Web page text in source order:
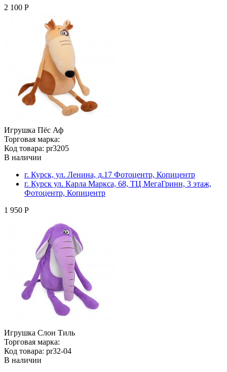
2 100 Р
Игрушка Пёс Аф
Торговая марка:
Код товара: pr3205
В наличии
г. Курск, ул. Ленина, д.17 Фотоцентр, Копицентр
г. Курск ул. Карла Маркса, 68, ТЦ МегаГринн, 3 этаж,
Фотоцентр, Копицентр
1 950 Р
Игрушка Слон Тиль
Торговая марка:
Код товара: pr32-04
В наличии